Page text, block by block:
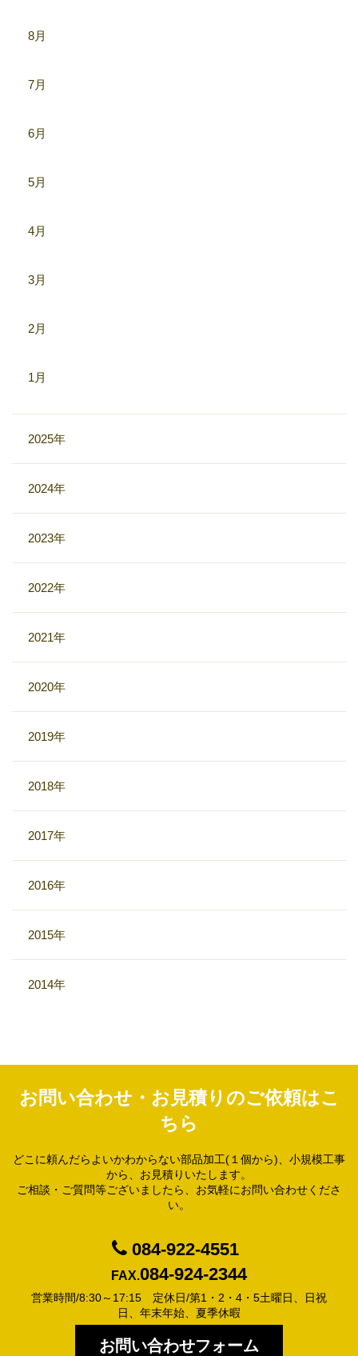
8月
7月
6月
5月
4月
3月
2月
1月
2025年
2024年
2023年
2022年
2021年
2020年
2019年
2018年
2017年
2016年
2015年
2014年
お問い合わせ・お見積りのご依頼はこ
ちら
どこに頼んだらよいかわからない部品加工(１個から)、小規模工事
から、お見積りいたします。
ご相談・ご質問等ございましたら、お気軽にお問い合わせくださ
い。
084-922-4551
FAX.084-924-2344
営業時間/8:30～17:15 定休日/第1・2・4・5土曜日、日祝
日、年末年始、夏季休暇
お問い合わせフォーム